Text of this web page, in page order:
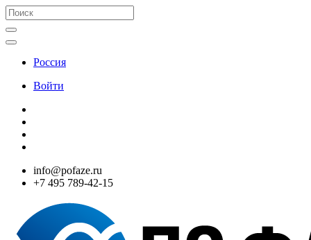
Россия
Войти
info@pofaze.ru
+7 495 789-42-15